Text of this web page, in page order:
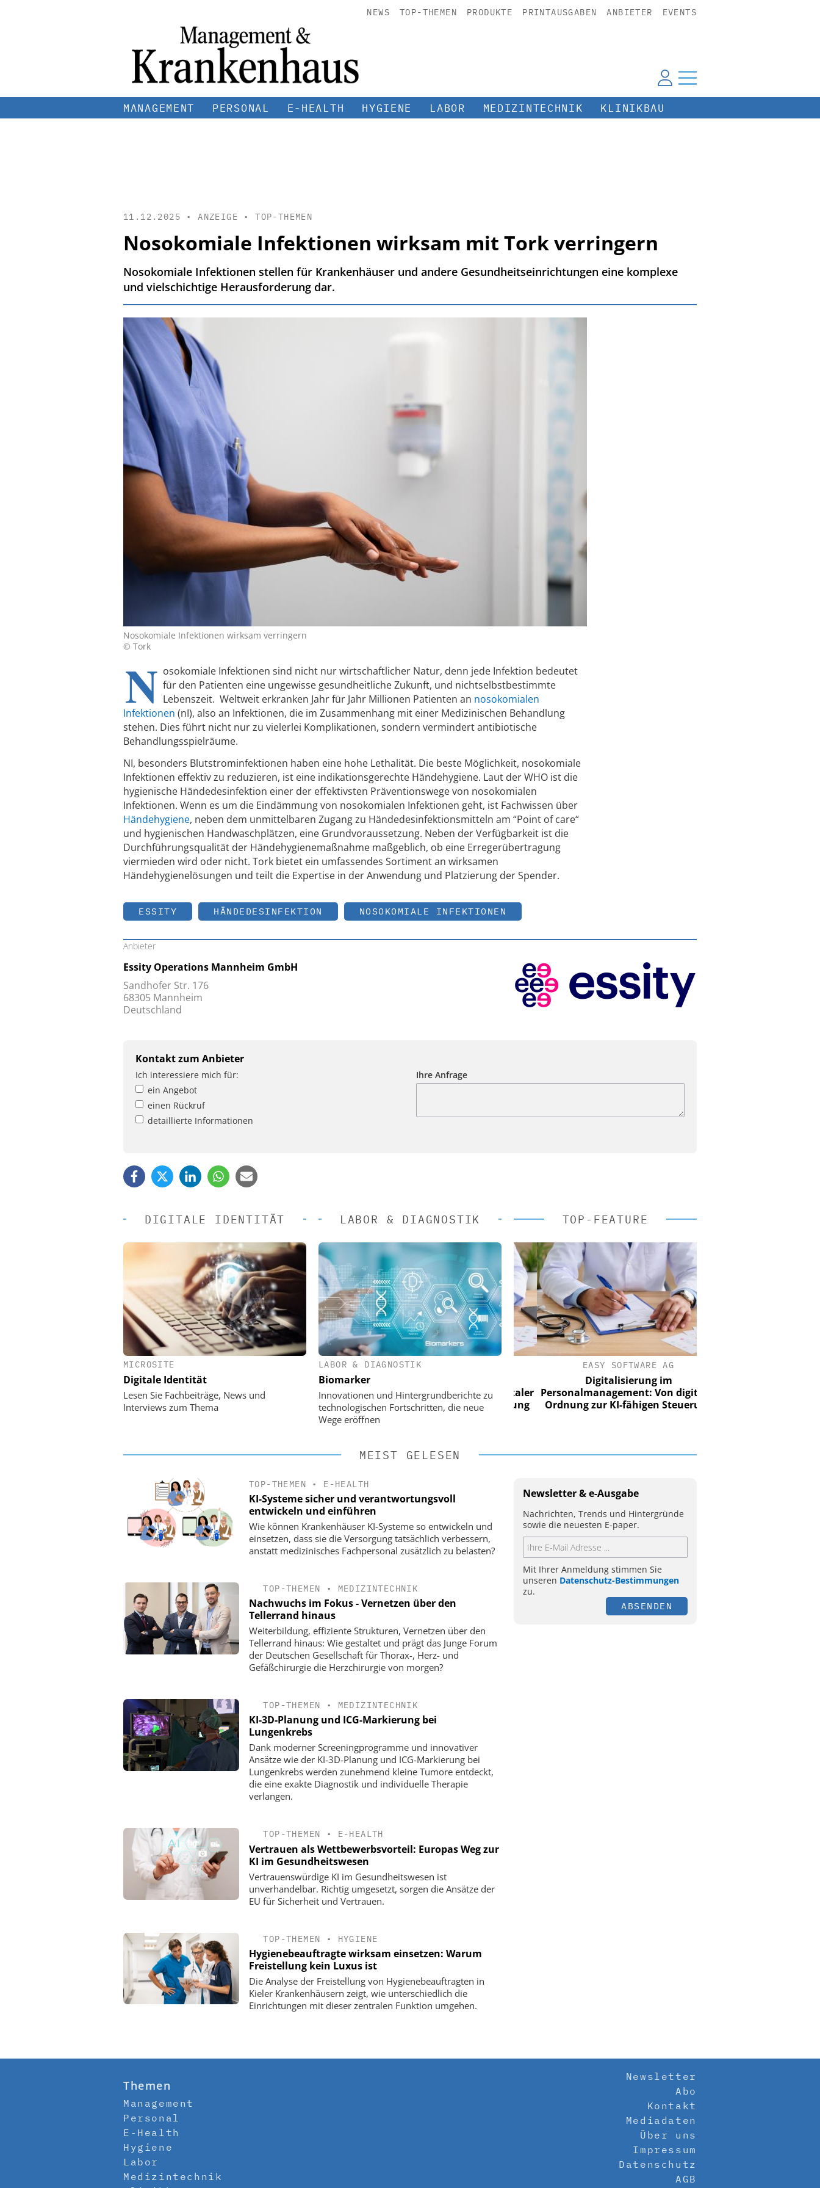
NEWS TOP-THEMEN PRODUKTE PRINTAUSGABEN ANBIETER EVENTS
MANAGEMENT PERSONAL E-HEALTH HYGIENE LABOR MEDIZINTECHNIK KLINIKBAU
11.12.2025 • ANZEIGE •TOP-THEMEN
Nosokomiale Infektionen wirksam mit Tork verringern
Nosokomiale Infektionen stellen für Krankenhäuser und andere Gesundheitseinrichtungen eine komplexe
und vielschichtige Herausforderung dar.
Nosokomiale Infektionen wirksam verringern
© Tork
N osokomiale Infektionen sind nicht nur wirtschaftlicher Natur, denn jede Infektion bedeutet
für den Patienten eine ungewisse gesundheitliche Zukunft, und nichtselbstbestimmte
Lebenszeit. Weltweit erkranken Jahr für Jahr Millionen Patienten an nosokomialen
Infektionen (nI), also an Infektionen, die im Zusammenhang mit einer Medizinischen Behandlung
stehen. Dies führt nicht nur zu vielerlei Komplikationen, sondern vermindert antibiotische
Behandlungsspielräume.
NI, besonders Blutstrominfektionen haben eine hohe Lethalität. Die beste Möglichkeit, nosokomiale
Infektionen effektiv zu reduzieren, ist eine indikationsgerechte Händehygiene. Laut der WHO ist die
hygienische Händedesinfektion einer der effektivsten Präventionswege von nosokomialen
Infektionen. Wenn es um die Eindämmung von nosokomialen Infektionen geht, ist Fachwissen über
Händehygiene, neben dem unmittelbaren Zugang zu Händedesinfektionsmitteln am “Point of care“
und hygienischen Handwaschplätzen, eine Grundvoraussetzung. Neben der Verfügbarkeit ist die
Durchführungsqualität der Händehygienemaßnahme maßgeblich, ob eine Erregerübertragung
viermieden wird oder nicht. Tork bietet ein umfassendes Sortiment an wirksamen
Händehygienelösungen und teilt die Expertise in der Anwendung und Platzierung der Spender.
ESSITY HÄNDEDESINFEKTION NOSOKOMIALE INFEKTIONEN
Anbieter
Essity Operations Mannheim GmbH
Sandhofer Str. 176
68305 Mannheim
Deutschland
Kontakt zum Anbieter
Ich interessiere mich für:
ein Angebot
einen Rückruf
detaillierte Informationen
Ihre Anfrage
DIGITALE IDENTITÄT
MICROSITE
Digitale Identität
Lesen Sie Fachbeiträge, News und
Interviews zum Thema
LABOR & DIAGNOSTIK
LABOR & DIAGNOSTIK
Biomarker
Innovationen und Hintergrundberichte zu
technologischen Fortschritten, die neue
Wege eröffnen
TOP-FEATURE
Digitalisierung im
Personalmanagement: Von digitaler
Ordnung zur KI-fähigen Steuerung
EASY SOFTWARE AG
Personalmanagement: Von digitaler
Ordnung zur KI-fähigen Steuerung
EASY SOFTWARE AG
Digitalisierung im
Personalmanagement: Von digitaler
Ordnung zur KI-fähigen Steuerung
MEIST GELESEN
TOP-THEMEN • E-HEALTH
KI-Systeme sicher und verantwortungsvoll
entwickeln und einführen
Wie können Krankenhäuser KI-Systeme so entwickeln und
einsetzen, dass sie die Versorgung tatsächlich verbessern,
anstatt medizinisches Fachpersonal zusätzlich zu belasten?
TOP-THEMEN • MEDIZINTECHNIK
Nachwuchs im Fokus - Vernetzen über den
Tellerrand hinaus
Weiterbildung, effiziente Strukturen, Vernetzen über den
Tellerrand hinaus: Wie gestaltet und prägt das Junge Forum
der Deutschen Gesellschaft für Thorax-, Herz- und
Gefäßchirurgie die Herzchirurgie von morgen?
TOP-THEMEN • MEDIZINTECHNIK
KI-3D-Planung und ICG-Markierung bei
Lungenkrebs
Dank moderner Screeningprogramme und innovativer
Ansätze wie der KI-3D-Planung und ICG-Markierung bei
Lungenkrebs werden zunehmend kleine Tumore entdeckt,
die eine exakte Diagnostik und individuelle Therapie
verlangen.
TOP-THEMEN • E-HEALTH
Vertrauen als Wettbewerbsvorteil: Europas Weg zur
KI im Gesundheitswesen
Vertrauenswürdige KI im Gesundheitswesen ist
unverhandelbar. Richtig umgesetzt, sorgen die Ansätze der
EU für Sicherheit und Vertrauen.
TOP-THEMEN • HYGIENE
Hygienebeauftragte wirksam einsetzen: Warum
Freistellung kein Luxus ist
Die Analyse der Freistellung von Hygienebeauftragten in
Kieler Krankenhäusern zeigt, wie unterschiedlich die
Einrichtungen mit dieser zentralen Funktion umgehen.
Newsletter & e-Ausgabe
Nachrichten, Trends und Hintergründe
sowie die neuesten E-paper.
Mit Ihrer Anmeldung stimmen Sie
unseren Datenschutz-Bestimmungen
zu.
ABSENDEN
Themen
Management
Personal
E-Health
Hygiene
Labor
Medizintechnik
Newsletter
Abo
Kontakt
Mediadaten
Über uns
Impressum
Datenschutz
AGB